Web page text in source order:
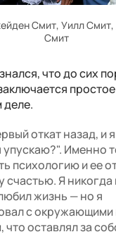
Смит, Уилл
Смит
что до сих
деле.
откат назад, и
Именно
психологию и ее
счастью. Я никогда
жизнь — но я
с
что оставлял за